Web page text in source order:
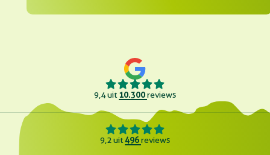
9,4 uit 10.300reviews
9,2 uit496reviews